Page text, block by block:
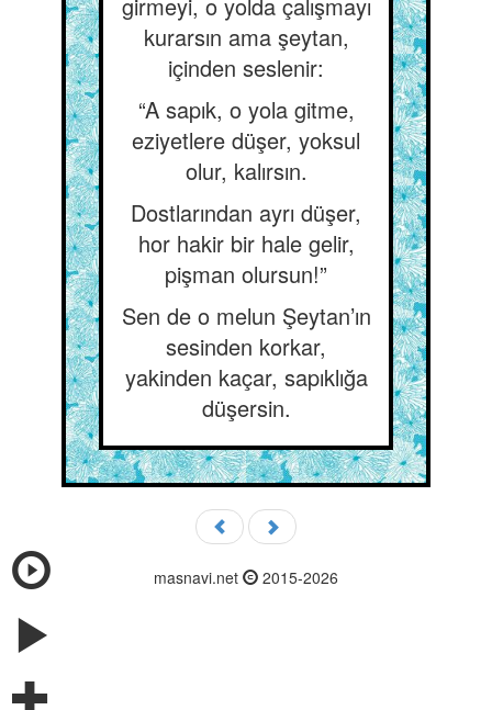
kurarsın ama şeytan,
içinden seslenir:
“A sapık, o yola gitme,
eziyetlere düşer, yoksul
olur, kalırsın.
Dostlarından ayrı düşer,
hor hakir bir hale gelir,
pişman olursun!”
Sen de o melun Şeytan’ın
sesinden korkar,
yakinden kaçar, sapıklığa
düşersin.
masnavi.net 2015-2026